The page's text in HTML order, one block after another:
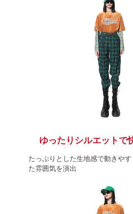
ゆったりシルエットで
たっぷりとした生地感で動きや
た雰囲気を演出